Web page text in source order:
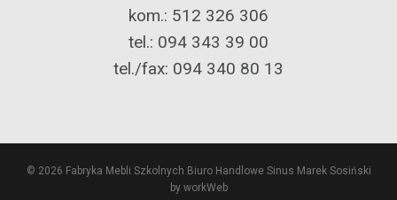
kom.: 512 326 306
tel.: 094 343 39 00
tel./fax: 094 340 80 13
© 2026 Fabryka Mebli Szkolnych Biuro Handlowe Sinus Marek Sosiński
by workWeb